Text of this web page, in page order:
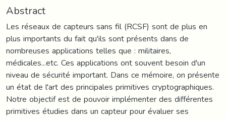
Abstract
Les réseaux de capteurs sans fil (RCSF) sont de plus en
plus importants du fait qu'ils sont présents dans de
nombreuses applications telles que : militaires,
médicales...etc. Ces applications ont souvent besoin d'un
niveau de sécurité important. Dans ce mémoire, on présente
un état de l'art des principales primitives cryptographiques.
Notre objectif est de pouvoir implémenter des différentes
primitives étudies dans un capteur pour évaluer ses